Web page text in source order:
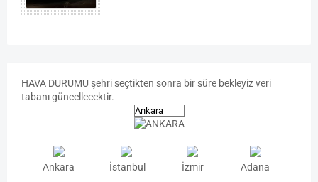
Program
HAVA DURUMU şehri seçtikten sonra bir süre bekleyiz veri
tabanı güncellecektir.
Ankara İstanbul İzmir Adana